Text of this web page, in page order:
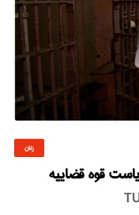
زنان
قوه قضاییه